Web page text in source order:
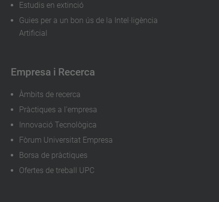
Estudis en extinció
Guies per a un bon ús de la Intel·ligència
Artificial
Empresa i Recerca
Àmbits de recerca
Pràctiques a l'empresa
Innovació Tecnològica
Fòrum Universitat Empresa
Borsa de pràctiques
Ofertes de treball UPC